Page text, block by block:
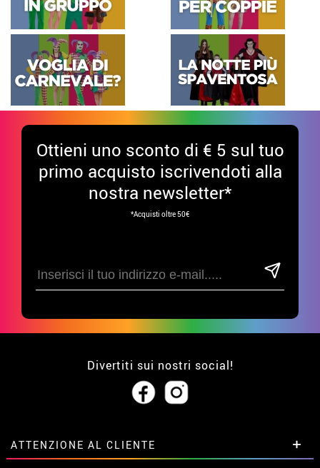
Ottieni uno sconto di € 5 sul tuo
primo acquisto iscrivendoti alla
nostra newsletter*
*Acquisti oltre 50€
Divertiti sui nostri social!
ATTENZIONE AL CLIENTE